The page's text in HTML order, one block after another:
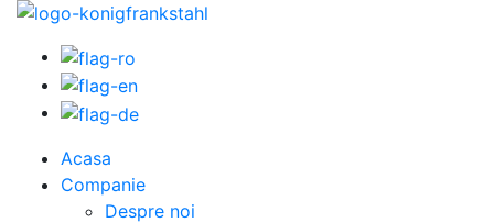
Acasa
Companie
Despre noi